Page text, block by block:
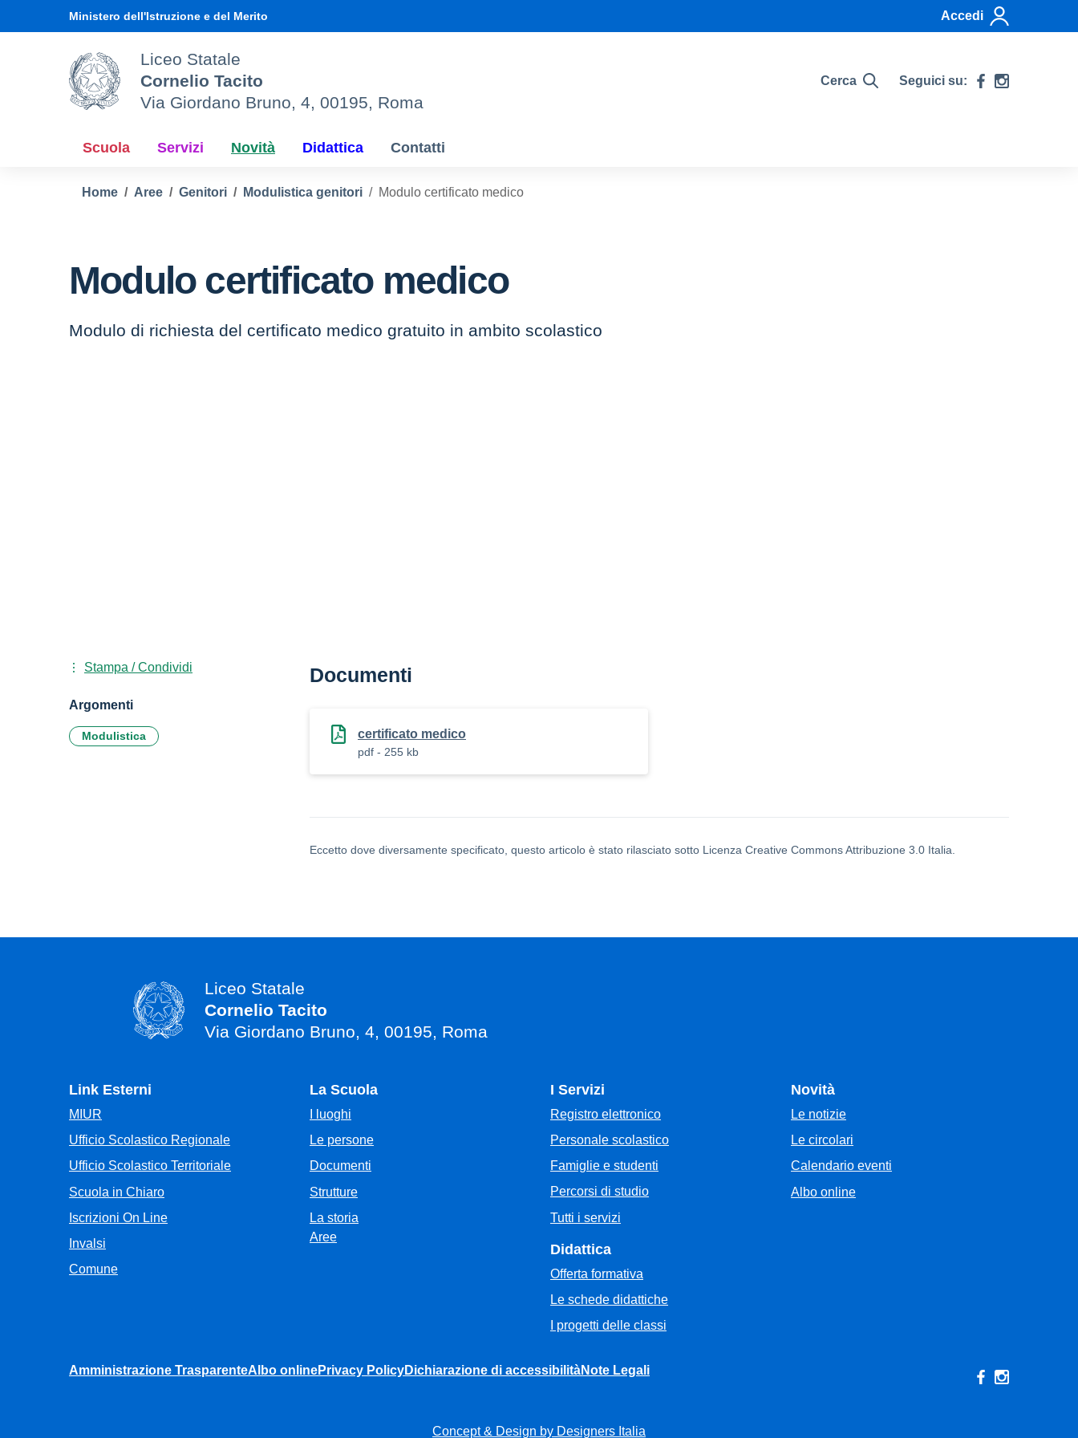
Ministero dell'Istruzione e del Merito Accedi
Liceo Statale
Cornelio Tacito
Via Giordano Bruno, 4, 00195, Roma
Cerca Seguici su:
Scuola Servizi Novità Didattica Contatti
Home Aree Genitori Modulistica genitori Modulo certificato medico
Modulo certificato medico
Modulo di richiesta del certificato medico gratuito in ambito scolastico
Documenti
certificato medico
pdf - 255 kb
Eccetto dove diversamente specificato, questo articolo è stato rilasciato sotto Licenza Creative Commons Attribuzione 3.0 Italia.
Stampa / Condividi
Argomenti
Modulistica
Liceo Statale
Cornelio Tacito
Via Giordano Bruno, 4, 00195, Roma
Link Esterni
MIUR
Ufficio Scolastico Regionale
Ufficio Scolastico Territoriale
Scuola in Chiaro
Iscrizioni On Line
Invalsi
Comune
La Scuola
I luoghi
Le persone
Documenti
Strutture
La storia
Aree
I Servizi
Registro elettronico
Personale scolastico
Famiglie e studenti
Percorsi di studio
Tutti i servizi
Didattica
Offerta formativa
Le schede didattiche
I progetti delle classi
Novità
Le notizie
Le circolari
Calendario eventi
Albo online
Amministrazione TrasparenteAlbo onlinePrivacy PolicyDichiarazione di accessibilitàNote Legali
Concept & Design by Designers Italia